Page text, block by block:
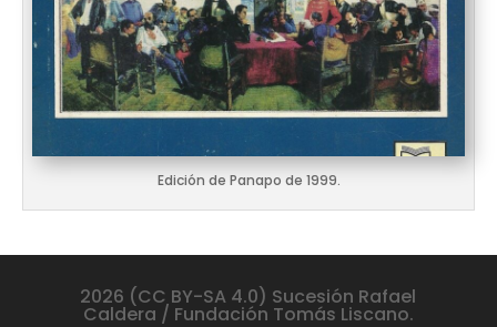
Edición de Panapo de 1999.
2026 (CC BY-SA 4.0) Sucesión Rafael
Caldera / Fundación Tomás Liscano.